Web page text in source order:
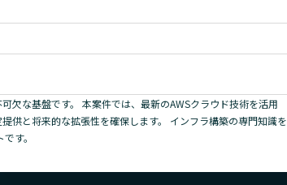
欠な基盤です。 本案件では、最新のAWSクラウド技術を活用
供と将来的な拡張性を確保します。 インフラ構築の専門知識を
す。